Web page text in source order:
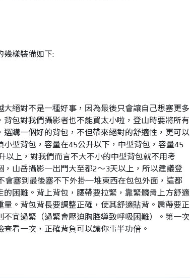
幾樣裝備如下:
絕對不是一種好事，因為最後只會讓自己想塞更多
包對我們攝影者也不能買太小啦， 登山時要將所有
購一個好的背包，不但帶來絕對的舒適性，更可以
小型背包，容量在45公升以下，中型背包，容量45
以上，對我們而言不大不小的中型背包就不用考
山岳攝影一出門大至都2～3天以上，所以建議登
會塞到最後塞不下外掛一堆東西在包包外面，這都
困難。 背上背包，腰帶要拉緊，靠緊髖骨上方舒適
。背包背長要調整正確，使其舒適貼背。肩帶要正
宜過緊（過緊會壓迫胸腔導致呼吸困難）。第一次
看一次，正確背負可以讓你事半功倍。